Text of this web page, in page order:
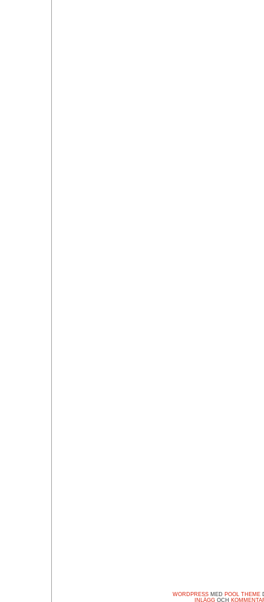
WORDPRESSMED POOL THEME
INLÄGGOCH